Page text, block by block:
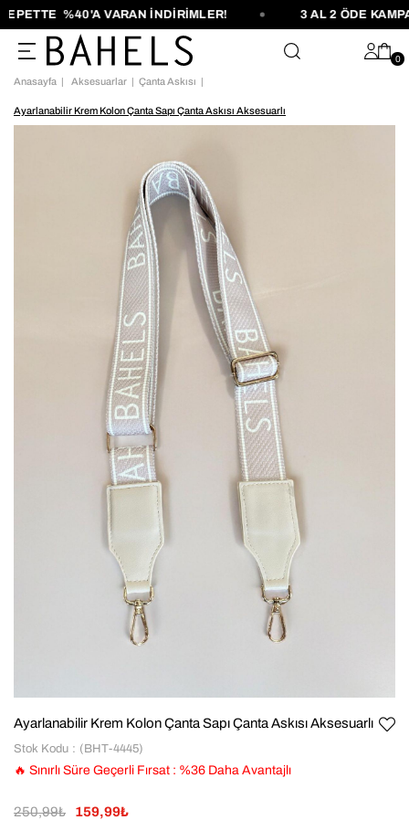
%40'A VARAN İNDİRİMLER! 3 AL 2 ÖDE
0
Anasayfa Aksesuarlar Çanta Askısı
Ayarlanabilir Krem Kolon Çanta Sapı Çanta Askısı Aksesuarlı
Ayarlanabilir Krem Kolon Çanta Sapı Çanta Askısı Aksesuarlı
Stok Kodu (BHT-4445)
🔥 Sınırlı Süre Geçerli Fırsat : %36 Daha Avantajlı
250,99₺ 159,99₺